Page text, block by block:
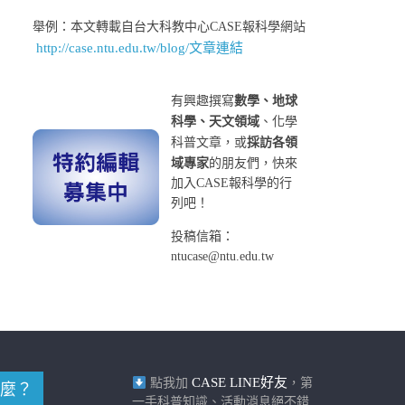
舉例：本文轉載自台大科教中心CASE報科學網站
http://case.ntu.edu.tw/blog/文章連結
有興趣撰寫數學、地球
科學、天文領域 、化學
科普文章，或採訪各領
域專家的朋友們，快來
加入CASE報科學的行
列吧！
投稿信箱：
ntucase@ntu.edu.tw
？ 點我加 CASE LINE好友 ，第
一手科普知識、活動消息絕不錯